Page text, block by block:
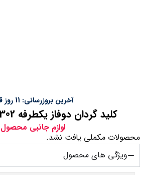
آخرین بروزرسانی: 11 روز قبل
کلید گردان دوفاز یکطرفه 6302 الکترو کاوه
لوازم جانبی محصول
محصولات مکملی یافت نشد.
ویژگی های محصول